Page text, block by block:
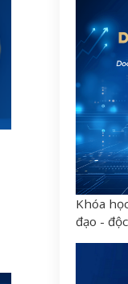
Khóa
đạo -